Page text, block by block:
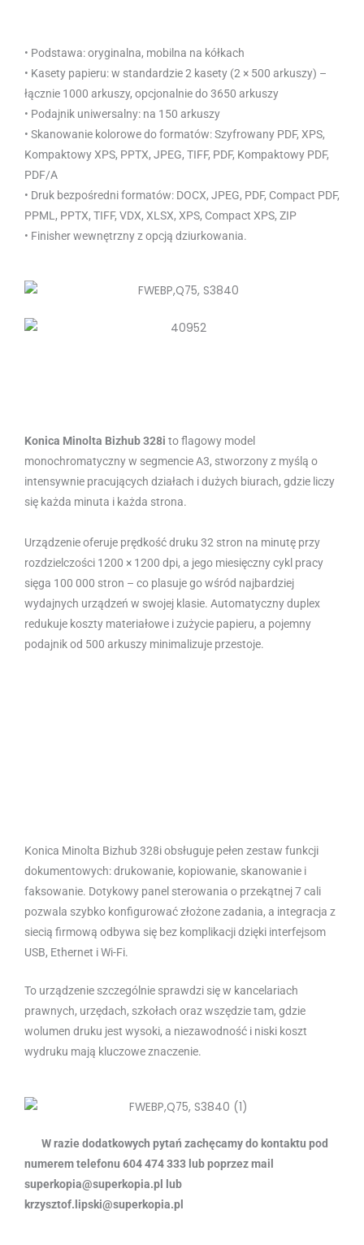
• Podstawa: oryginalna, mobilna na kółkach
• Kasety papieru: w standardzie 2 kasety (2 × 500 arkuszy) –
łącznie 1000 arkuszy, opcjonalnie do 3650 arkuszy
• Podajnik uniwersalny: na 150 arkuszy
• Skanowanie kolorowe do formatów: Szyfrowany PDF, XPS,
Kompaktowy XPS, PPTX, JPEG, TIFF, PDF, Kompaktowy PDF,
PDF/A
• Druk bezpośredni formatów: DOCX, JPEG, PDF, Compact PDF,
PPML, PPTX, TIFF, VDX, XLSX, XPS, Compact XPS, ZIP
• Finisher wewnętrzny z opcją dziurkowania.
Konica Minolta Bizhub 328i to flagowy model
monochromatyczny w segmencie A3, stworzony z myślą o
intensywnie pracujących działach i dużych biurach, gdzie liczy
się każda minuta i każda strona.
Urządzenie oferuje prędkość druku 32 stron na minutę przy
rozdzielczości 1200 × 1200 dpi, a jego miesięczny cykl pracy
sięga 100 000 stron – co plasuje go wśród najbardziej
wydajnych urządzeń w swojej klasie. Automatyczny duplex
redukuje koszty materiałowe i zużycie papieru, a pojemny
podajnik od 500 arkuszy minimalizuje przestoje.
Konica Minolta Bizhub 328i obsługuje pełen zestaw funkcji
dokumentowych: drukowanie, kopiowanie, skanowanie i
faksowanie. Dotykowy panel sterowania o przekątnej 7 cali
pozwala szybko konfigurować złożone zadania, a integracja z
siecią firmową odbywa się bez komplikacji dzięki interfejsom
USB, Ethernet i Wi-Fi.
To urządzenie szczególnie sprawdzi się w kancelariach
prawnych, urzędach, szkołach oraz wszędzie tam, gdzie
wolumen druku jest wysoki, a niezawodność i niski koszt
wydruku mają kluczowe znaczenie.
W razie dodatkowych pytań zachęcamy do kontaktu pod
numerem telefonu 604 474 333 lub poprzez mail
superkopia@superkopia.pl lub
krzysztof.lipski@superkopia.pl